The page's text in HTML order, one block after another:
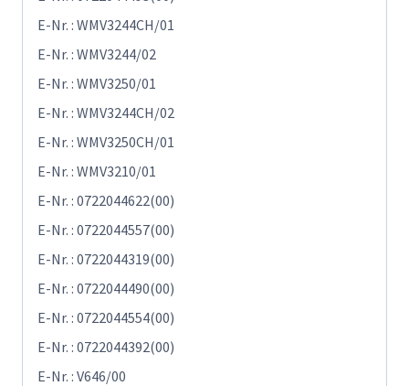
E-Nr. : WMV3244CH/01
E-Nr. : WMV3244/02
E-Nr. : WMV3250/01
E-Nr. : WMV3244CH/02
E-Nr. : WMV3250CH/01
E-Nr. : WMV3210/01
E-Nr. : 0722044622(00)
E-Nr. : 0722044557(00)
E-Nr. : 0722044319(00)
E-Nr. : 0722044490(00)
E-Nr. : 0722044554(00)
E-Nr. : 0722044392(00)
E-Nr. : V646/00